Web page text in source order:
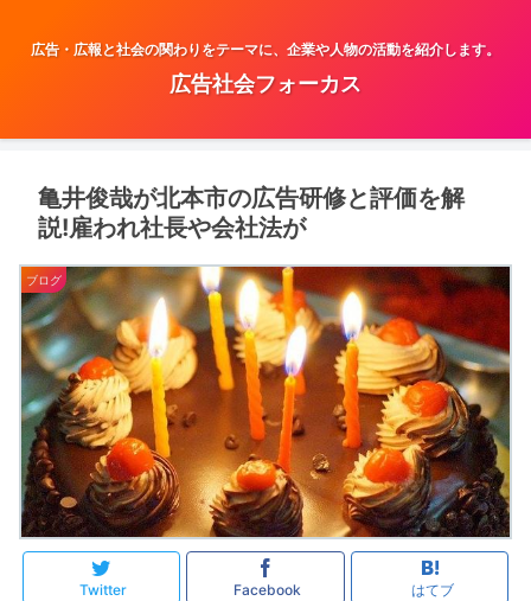
広告・広報と社会の関わりをテーマに、企業や人物の活動を紹介します。
広告社会フォーカス
亀井俊哉が北本市の広告研修と評価を解
説!雇われ社長や会社法が
ブログ
Twitter Facebook はてブ